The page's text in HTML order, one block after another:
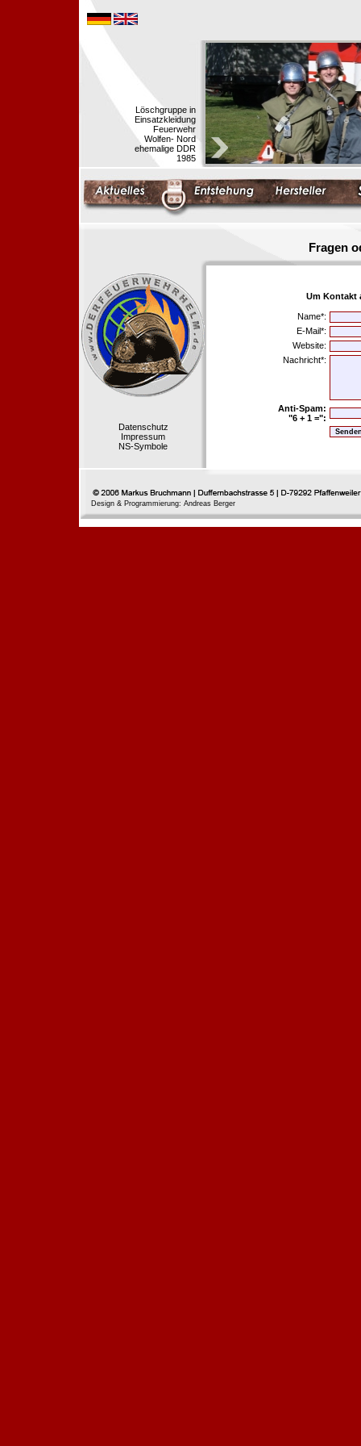
Löschgruppe in
Einsatzkleidung
Feuerwehr
Wolfen- Nord
ehemalige DDR
1985
Fragen
Datenschutz
Impressum
NS-Symbole
Um Kontakt
Name*:
E-Mail*:
Website:
Nachricht*:
Anti-Spam:
"6 + 1 =":
Design & Programmierung: Andreas Berger